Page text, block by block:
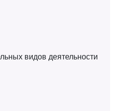
видов деятельности